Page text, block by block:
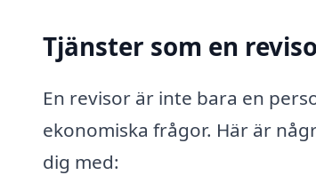
Tjänster som en
En revisor är inte bara en
ekonomiska frågor. Här är
dig med: